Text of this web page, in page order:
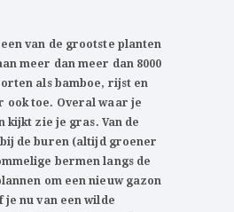
van de grootste planten
meer dan meer dan 8000
als bamboe, rijst en
ook toe. Overal waar je
kijkt zie je gras. Van de
de buren (altijd groener
bermen langs de
om een nieuw gazon
je nu van een wilde